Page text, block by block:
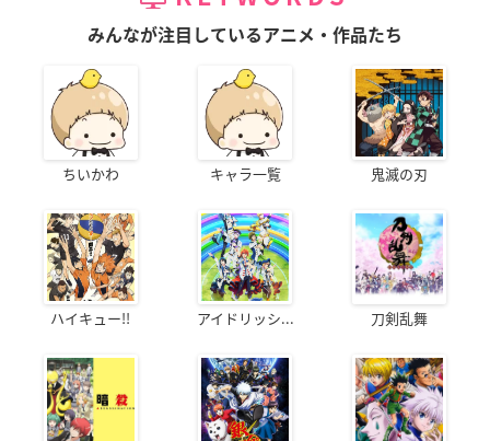
みんなが注目しているアニメ・作品たち
ちいかわ キャラ一覧 鬼滅の刃
ハイキュー!! アイドリッシ... 刀剣乱舞